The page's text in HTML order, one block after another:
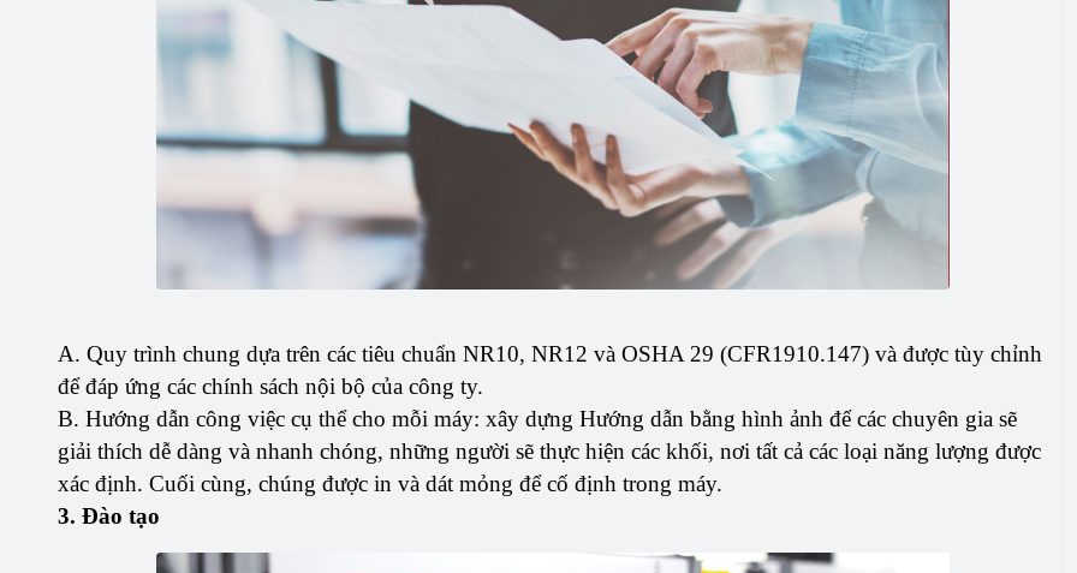
A. Quy trình chung dựa trên các tiêu chuẩn NR10, NR12 và OSHA 29 (CFR1910.147) và được tùy chỉnh
để đáp ứng các chính sách nội bộ của công ty.
B. Hướng dẫn công việc cụ thể cho mỗi máy: xây dựng Hướng dẫn bằng hình ảnh để các chuyên gia sẽ
giải thích dễ dàng và nhanh chóng, những người sẽ thực hiện các khối, nơi tất cả các loại năng lượng được
xác định. Cuối cùng, chúng được in và dát mỏng để cố định trong máy.
3. Đào tạo